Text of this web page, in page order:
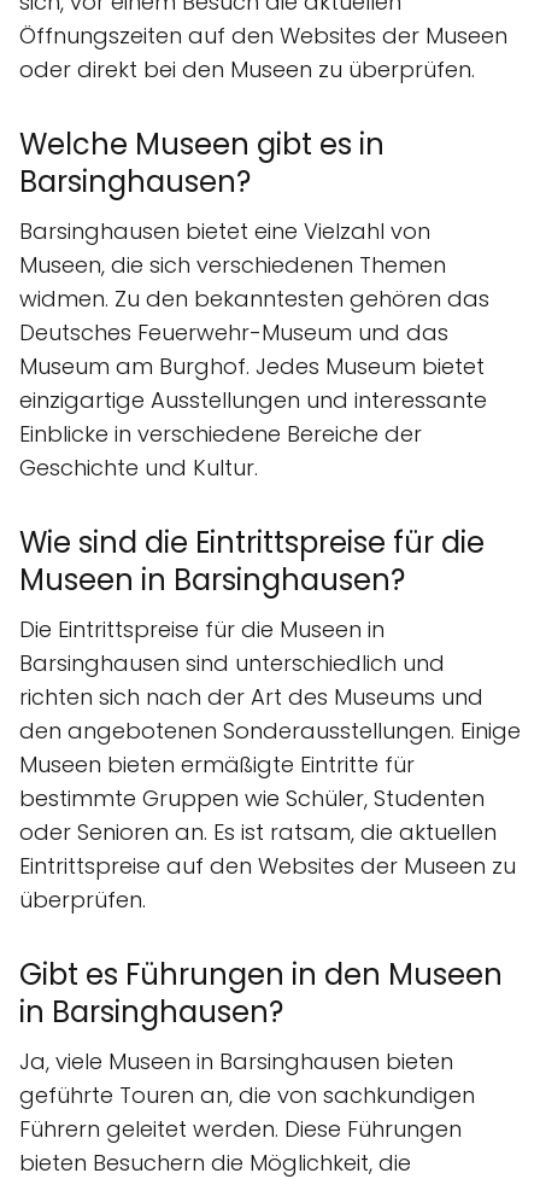
Öffnungszeiten auf den Websites der Museen
oder direkt bei den Museen zu überprüfen.
Welche Museen gibt es in
Barsinghausen?
Barsinghausen bietet eine Vielzahl von
Museen, die sich verschiedenen Themen
widmen. Zu den bekanntesten gehören das
Deutsches Feuerwehr-Museum und das
Museum am Burghof. Jedes Museum bietet
einzigartige Ausstellungen und interessante
Einblicke in verschiedene Bereiche der
Geschichte und Kultur.
Wie sind die Eintrittspreise für die
Museen in Barsinghausen?
Die Eintrittspreise für die Museen in
Barsinghausen sind unterschiedlich und
richten sich nach der Art des Museums und
den angebotenen Sonderausstellungen. Einige
Museen bieten ermäßigte Eintritte für
bestimmte Gruppen wie Schüler, Studenten
oder Senioren an. Es ist ratsam, die aktuellen
Eintrittspreise auf den Websites der Museen zu
überprüfen.
Gibt es Führungen in den Museen
in Barsinghausen?
Ja, viele Museen in Barsinghausen bieten
geführte Touren an, die von sachkundigen
Führern geleitet werden. Diese Führungen
bieten Besuchern die Möglichkeit, die